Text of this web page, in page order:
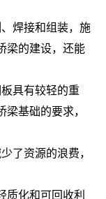
焊接和组装，施
梁的建设，还能
具有较轻的重
基础的要求，
了资源的浪费，
化和可回收利